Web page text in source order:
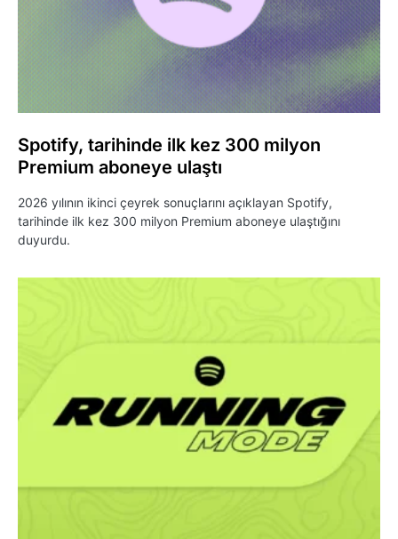
Spotify, tarihinde ilk kez 300 milyon
Premium aboneye ulaştı
2026 yılının ikinci çeyrek sonuçlarını açıklayan Spotify,
tarihinde ilk kez 300 milyon Premium aboneye ulaştığını
duyurdu.